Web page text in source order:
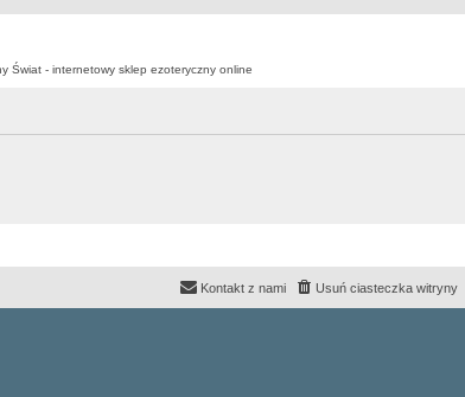
Świat - internetowy sklep ezoteryczny online
Usuń ciasteczka witryny
Kontakt z nami